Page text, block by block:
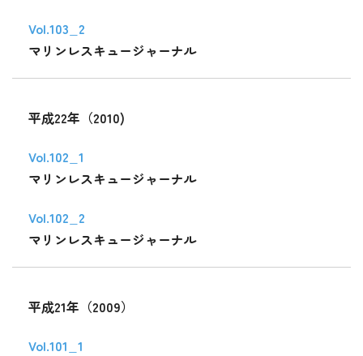
Vol.103_2
マリンレスキュージャーナル
平成22年（2010)
Vol.102_1
マリンレスキュージャーナル
Vol.102_2
マリンレスキュージャーナル
平成21年（2009）
Vol.101_1